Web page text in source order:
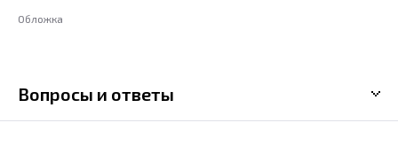
Обложка
Вопросы и ответы